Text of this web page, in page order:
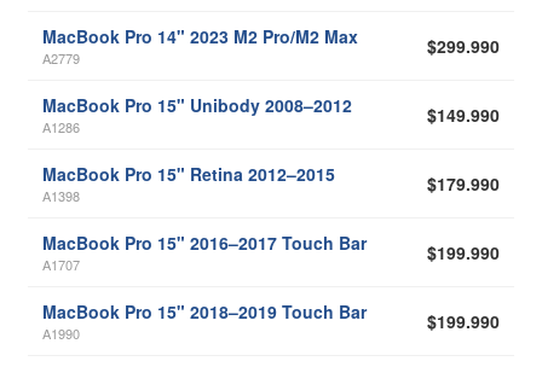
MacBook Pro 14" 2023 M2 Pro/M2 Max
A2779 $299.990
MacBook Pro 15" Unibody 2008–2012
A1286 $149.990
MacBook Pro 15" Retina 2012–2015
A1398 $179.990
MacBook Pro 15" 2016–2017 Touch Bar
A1707 $199.990
MacBook Pro 15" 2018–2019 Touch Bar
A1990 $199.990